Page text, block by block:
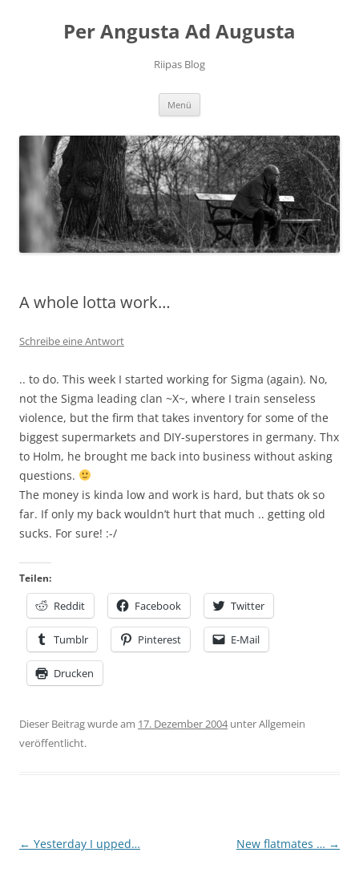
Per Angusta Ad Augusta
Riipas Blog
Menü
A whole lotta work…
Schreibe eine Antwort
.. to do. This week I started working for Sigma (again). No,
not the Sigma leading clan ~X~, where I train senseless
violence, but the firm that takes inventory for some of the
biggest supermarkets and DIY-superstores in germany. Thx
to Holm, he brought me back into business without asking
questions.
The money is kinda low and work is hard, but thats ok so
far. If only my back wouldn’t hurt that much .. getting old
sucks. For sure! :-/
Teilen:
Reddit Facebook Twitter
Tumblr Pinterest E-Mail
Drucken
Dieser Beitrag wurde am 17. Dezember 2004unter Allgemein
veröffentlicht.
Beitragsnavigation
← Yesterday I upped… New flatmates … →